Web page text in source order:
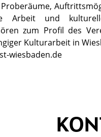
Arbeit und
zum Profil des
Kulturarbeit in
wiesbaden.de